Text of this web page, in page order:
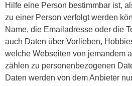
Hilfe eine Person bestimmbar ist,
zu einer Person verfolgt werden
Name, die Emailadresse oder die
auch Daten über Vorlieben,
welche Webseiten von jemandem
zählen zu personenbezogenen
Daten werden von dem Anbieter